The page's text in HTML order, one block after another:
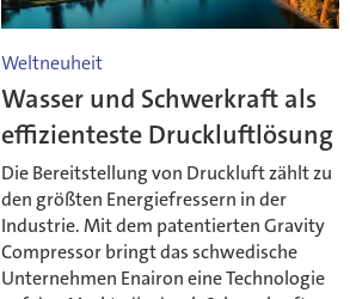
Weltneuheit
Wasser und Schwerkraft als
effizienteste Druckluftlösung
Die Bereitstellung von Druckluft zählt zu
den größten Energiefressern in der
Industrie. Mit dem patentierten Gravity
Compressor bringt das schwedische
Unternehmen Enairon eine Technologie